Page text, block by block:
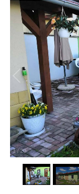
1/20